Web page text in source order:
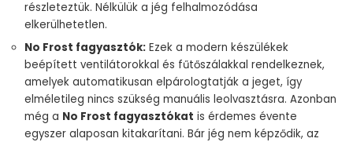
részleteztük. Nélkülük a jég felhalmozódása
elkerülhetetlen.
No Frost fagyasztók: Ezek a modern készülékek
beépített ventilátorokkal és fűtőszálakkal rendelkeznek,
amelyek automatikusan elpárologtatják a jeget, így
elméletileg nincs szükség manuális leolvasztásra. Azonban
még a No Frost fagyasztókat is érdemes évente
egyszer alaposan kitakarítani. Bár jég nem képződik, az